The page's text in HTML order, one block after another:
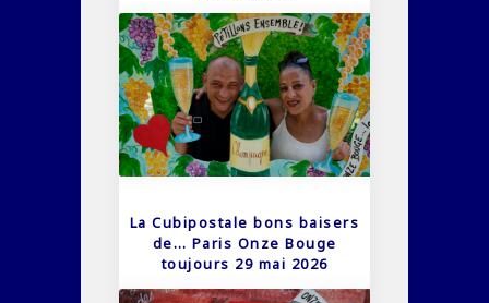
La Cubipostale bons baisers
de… Paris Onze Bouge
toujours 29 mai 2026